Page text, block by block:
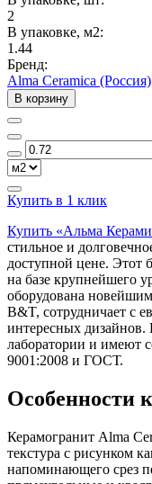
2
В упаковке, м2:
1.44
Бренд:
Alma Ceramica (Россия)
В корзину
Купить в 1 клик
Купить «Альма
стильное и
доступной цене. Этот
на базе крупнейшего
оборудована
B&T, сотрудничает с
интересных дизайнов.
лаборатории и имеют
9001:2008 и ГОСТ.
Особенности
Керамогранит Alma
текстура с рисунком
напоминающего срез